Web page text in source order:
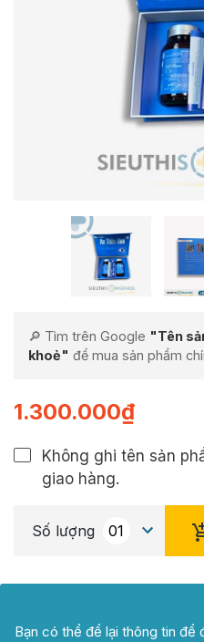
🔎 Tìm trên Google "Tên
khoẻ" để mua sản phẩm
1.300.000₫
Không ghi tên sản
giao hàng.
Số lượng
Bạn có thể để lại thông tin